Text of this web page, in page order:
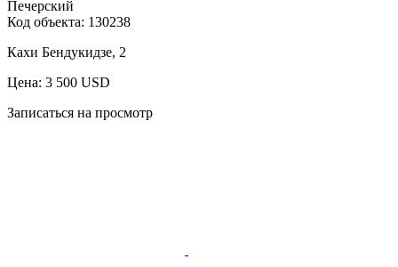
Печерский
Код объекта: 130238
Кахи Бендукидзе, 2
Цена: 3 500 USD
Записаться на просмотр